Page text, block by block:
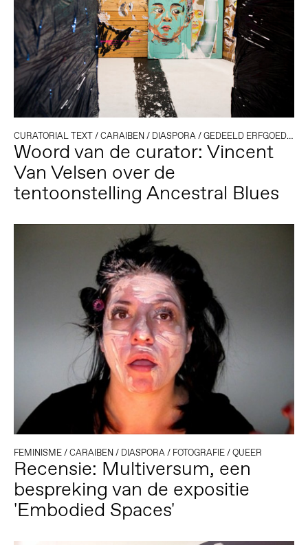
CURATORIAL TEXT/CARAIBEN/ DIASPORA/GEDEELD ERFGOED/
Woord van de curator: Vincent
Van Velsen over de
tentoonstelling Ancestral Blues
FEMINISME/CARAIBEN/ DIASPORA/ FOTOGRAFIE/QUEER
Recensie: Multiversum, een
bespreking van de expositie
'Embodied Spaces'